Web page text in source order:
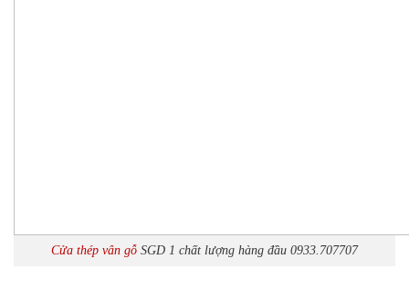
Cửa thép vân gỗ SGD 1 chất lượng hàng đầu 0933.707707